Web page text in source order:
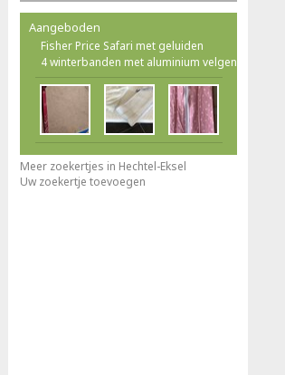
Aangeboden
Fisher Price Safari met geluiden
4 winterbanden met aluminium velgen
Meer zoekertjes in Hechtel-Eksel
Uw zoekertje toevoegen